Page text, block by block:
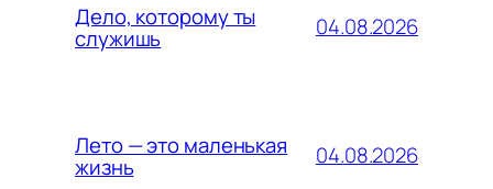
Дело, которому ты
служишь 04.08.2026
Лето — это маленькая
жизнь 04.08.2026